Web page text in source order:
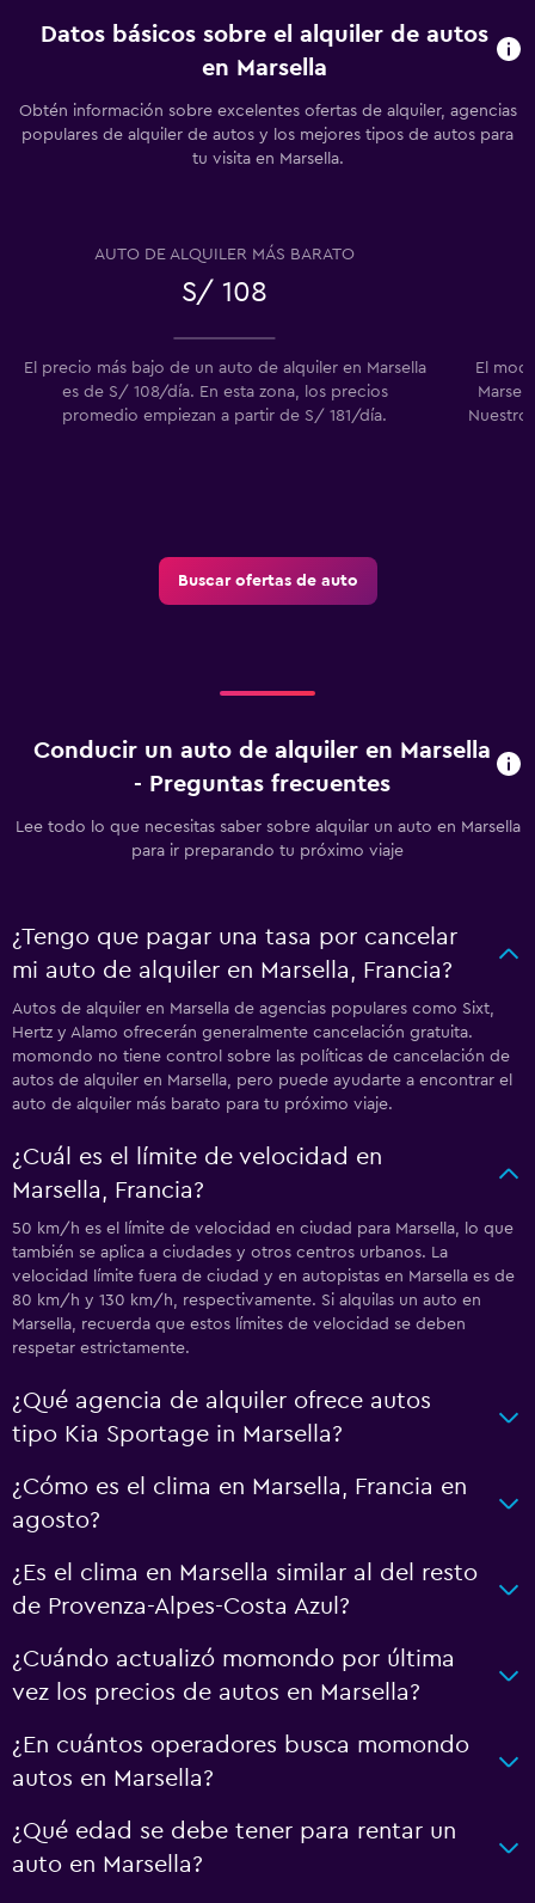
Datos básicos sobre el alquiler de autos
en Marsella
Obtén información sobre excelentes ofertas de alquiler, agencias
populares de alquiler de autos y los mejores tipos de autos para
tu visita en Marsella.
AUTO DE ALQUILER MÁS BARATO
S/ 108
El precio más bajo de un auto de alquiler en Marsella
es de S/ 108/día. En esta zona, los precios
promedio empiezan a partir de S/ 181/día.
El
Buscar ofertas de auto
Conducir un auto de alquiler en Marsella
- Preguntas frecuentes
Lee todo lo que necesitas saber sobre alquilar un auto en Marsella
para ir preparando tu próximo viaje
¿Tengo que pagar una tasa por cancelar
mi auto de alquiler en Marsella, Francia?
Autos de alquiler en Marsella de agencias populares como Sixt,
Hertz y Alamo ofrecerán generalmente cancelación gratuita.
momondo no tiene control sobre las políticas de cancelación de
autos de alquiler en Marsella, pero puede ayudarte a encontrar el
auto de alquiler más barato para tu próximo viaje.
¿Cuál es el límite de velocidad en
Marsella, Francia?
50 km/h es el límite de velocidad en ciudad para Marsella, lo que
también se aplica a ciudades y otros centros urbanos. La
velocidad límite fuera de ciudad y en autopistas en Marsella es de
80 km/h y 130 km/h, respectivamente. Si alquilas un auto en
Marsella, recuerda que estos límites de velocidad se deben
respetar estrictamente.
¿Qué agencia de alquiler ofrece autos
tipo Kia Sportage in Marsella?
¿Cómo es el clima en Marsella, Francia en
agosto?
¿Es el clima en Marsella similar al del resto
de Provenza-Alpes-Costa Azul?
¿Cuándo actualizó momondo por última
vez los precios de autos en Marsella?
¿En cuántos operadores busca momondo
autos en Marsella?
¿Qué edad se debe tener para rentar un
auto en Marsella?